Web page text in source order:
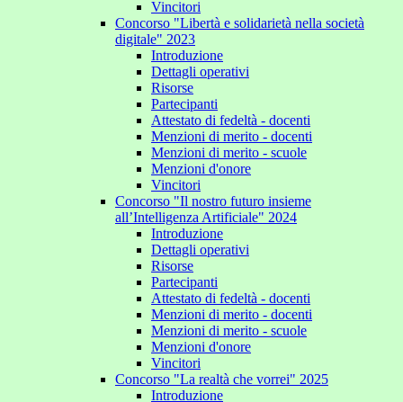
Vincitori
Concorso "Libertà e solidarietà nella società
digitale" 2023
Introduzione
Dettagli operativi
Risorse
Partecipanti
Attestato di fedeltà - docenti
Menzioni di merito - docenti
Menzioni di merito - scuole
Menzioni d'onore
Vincitori
Concorso "Il nostro futuro insieme
all’Intelligenza Artificiale" 2024
Introduzione
Dettagli operativi
Risorse
Partecipanti
Attestato di fedeltà - docenti
Menzioni di merito - docenti
Menzioni di merito - scuole
Menzioni d'onore
Vincitori
Concorso "La realtà che vorrei" 2025
Introduzione